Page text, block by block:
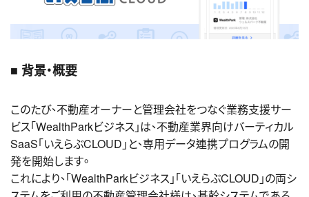
■ 背景・概要
このたび、不動産オーナーと管理会社をつなぐ業務支援サー
ビス「WealthParkビジネス」は、不動産業界向けバーティカル
SaaS「いえらぶCLOUD」と、専用データ連携プログラムの開
発を開始します。
これにより、「WealthParkビジネス」「いえらぶCLOUD」の両シ